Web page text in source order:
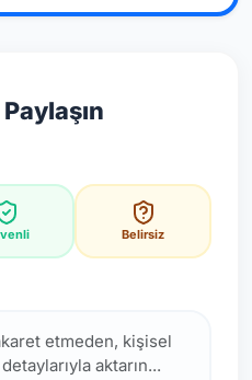
bildirimlerine dayanır;
yorumlarına göre
Belirsiz